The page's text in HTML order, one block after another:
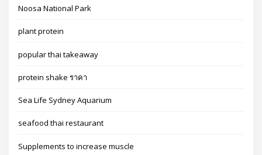
Noosa National Park
plant protein
popular thai takeaway
protein shake ราคา
Sea Life Sydney Aquarium
seafood thai restaurant
Supplements to increase muscle